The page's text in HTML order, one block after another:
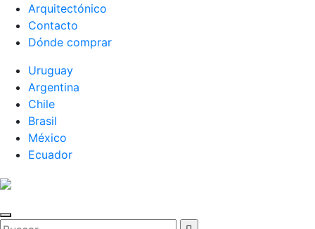
Arquitectónico
Contacto
Dónde comprar
Uruguay
Argentina
Chile
Brasil
México
Ecuador